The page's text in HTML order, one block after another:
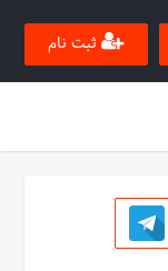
ثبت نام